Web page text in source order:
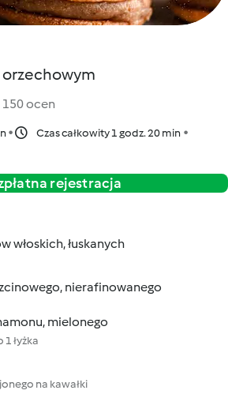
orzechowym
150 ocen
Czas całkowity 1 godz. 20 min
rejestracja
włoskich, łuskanych
nierafinowanego
mielonego
łyżka
na kawałki